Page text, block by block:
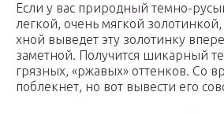
Если у вас природный темно-
легкой, очень мягкой
хной выведет эту золотинку
заметной. Получится шикарный
грязных, «ржавых» оттенков. Со
поблекнет, но вот вывести его